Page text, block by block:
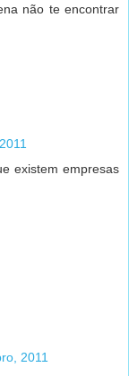
não te encontrar
existem empresas
2011